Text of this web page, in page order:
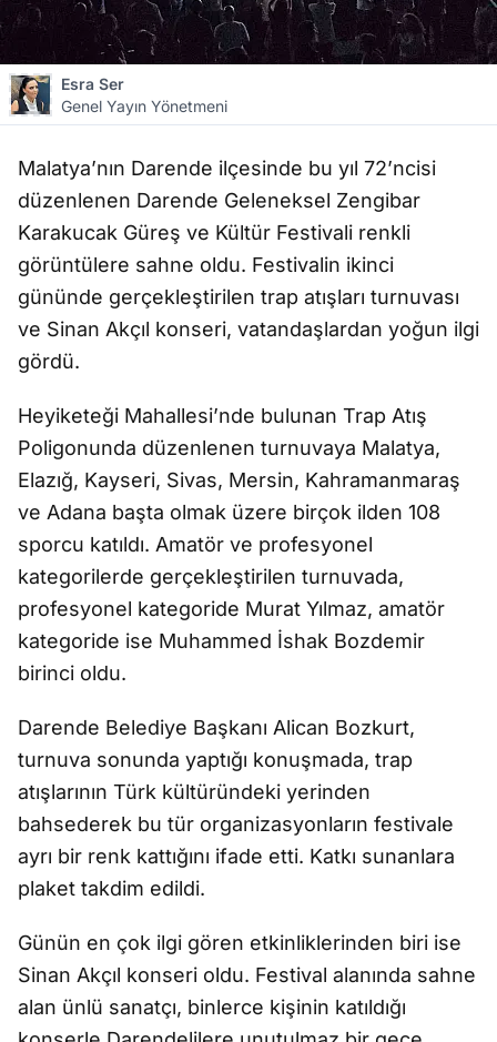
Esra Ser
Genel Yayın Yönetmeni
Malatya’nın Darende ilçesinde bu yıl 72’ncisi
düzenlenen Darende Geleneksel Zengibar
Karakucak Güreş ve Kültür Festivali renkli
görüntülere sahne oldu. Festivalin ikinci
gününde gerçekleştirilen trap atışları turnuvası
ve Sinan Akçıl konseri, vatandaşlardan yoğun ilgi
gördü.
Heyiketeği Mahallesi’nde bulunan Trap Atış
Poligonunda düzenlenen turnuvaya Malatya,
Elazığ, Kayseri, Sivas, Mersin, Kahramanmaraş
ve Adana başta olmak üzere birçok ilden 108
sporcu katıldı. Amatör ve profesyonel
kategorilerde gerçekleştirilen turnuvada,
profesyonel kategoride Murat Yılmaz, amatör
kategoride ise Muhammed İshak Bozdemir
birinci oldu.
Darende Belediye Başkanı Alican Bozkurt,
turnuva sonunda yaptığı konuşmada, trap
atışlarının Türk kültüründeki yerinden
bahsederek bu tür organizasyonların festivale
ayrı bir renk kattığını ifade etti. Katkı sunanlara
plaket takdim edildi.
Günün en çok ilgi gören etkinliklerinden biri ise
Sinan Akçıl konseri oldu. Festival alanında sahne
alan ünlü sanatçı, binlerce kişinin katıldığı